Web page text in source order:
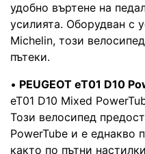
удобно въртене на
усилията. Оборудван с
Michelin, този
пътеки.
• PEUGEOT eT01 D10
eT01 D10 Mixed
Този велосипед
PowerTube и е еднакво
както по пътни